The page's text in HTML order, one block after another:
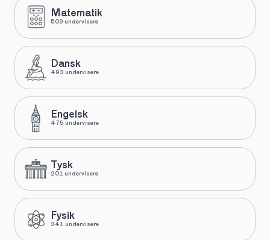
Matematik
509 undervisere
Dansk
493 undervisere
Engelsk
475 undervisere
Tysk
201 undervisere
Fysik
341 undervisere